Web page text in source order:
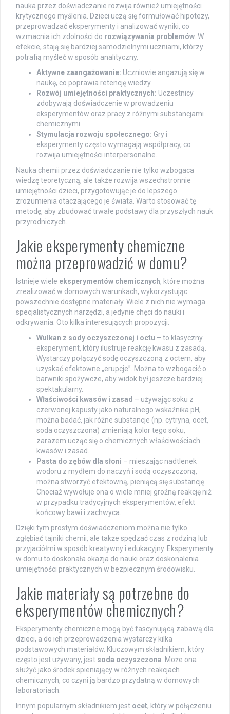
nauka przez doświadczanie rozwija również umiejętności
krytycznego myślenia. Dzieci uczą się formułować hipotezy,
przeprowadzać eksperymenty i analizować wyniki, co
wzmacnia ich zdolności do rozwiązywania problemów . W
efekcie, stają się bardziej samodzielnymi uczniami, którzy
potrafią myśleć w sposób analityczny.
Aktywne zaangażowanie: Uczniowie angażują się w
naukę, co poprawia retencję wiedzy.
Rozwój umiejętności praktycznych: Uczestnicy
zdobywają doświadczenie w prowadzeniu
eksperymentów oraz pracy z różnymi substancjami
chemicznymi.
Stymulacja rozwoju społecznego: Gry i
eksperymenty często wymagają współpracy, co
rozwija umiejętności interpersonalne.
Nauka chemii przez doświadczanie nie tylko wzbogaca
wiedzę teoretyczną, ale także rozwija wszechstronnie
umiejętności dzieci, przygotowując je do lepszego
zrozumienia otaczającego je świata. Warto stosować tę
metodę, aby zbudować trwałe podstawy dla przyszłych nauk
przyrodniczych.
Jakie eksperymenty chemiczne
można przeprowadzić w domu?
Istnieje wiele eksperymentów chemicznych, które można
zrealizować w domowych warunkach, wykorzystując
powszechnie dostępne materiały. Wiele z nich nie wymaga
specjalistycznych narzędzi, a jedynie chęci do nauki i
odkrywania. Oto kilka interesujących propozycji:
Wulkan z sody oczyszczonej i octu – to klasyczny
eksperyment, który ilustruje reakcję kwasu z zasadą.
Wystarczy połączyć sodę oczyszczoną z octem, aby
uzyskać efektowne „erupcje”. Można to wzbogacić o
barwniki spożywcze, aby widok był jeszcze bardziej
spektakularny.
Właściwości kwasów i zasad – używając soku z
czerwonej kapusty jako naturalnego wskaźnika pH,
można badać, jak różne substancje (np. cytryna, ocet,
soda oczyszczona) zmieniają kolor tego soku,
zarazem ucząc się o chemicznych właściwościach
kwasów i zasad.
Pasta do zębów dla słoni – mieszając nadtlenek
wodoru z mydłem do naczyń i sodą oczyszczoną,
można stworzyć efektowną, pieniącą się substancję.
Chociaż wywołuje ona o wiele mniej groźną reakcję niż
w przypadku tradycyjnych eksperymentów, efekt
końcowy bawi i zachwyca.
Dzięki tym prostym doświadczeniom można nie tylko
zgłębiać tajniki chemii, ale także spędzać czas z rodziną lub
przyjaciółmi w sposób kreatywny i edukacyjny. Eksperymenty
w domu to doskonała okazja do nauki oraz doskonalenia
umiejętności praktycznych w bezpiecznym środowisku.
Jakie materiały są potrzebne do
eksperymentów chemicznych?
Eksperymenty chemiczne mogą być fascynującą zabawą dla
dzieci, a do ich przeprowadzenia wystarczy kilka
podstawowych materiałów. Kluczowym składnikiem, który
często jest używany, jest soda oczyszczona . Może ona
służyć jako środek spieniający w różnych reakcjach
chemicznych, co czyni ją bardzo przydatną w domowych
laboratoriach.
Innym popularnym składnikiem jest ocet, który w połączeniu